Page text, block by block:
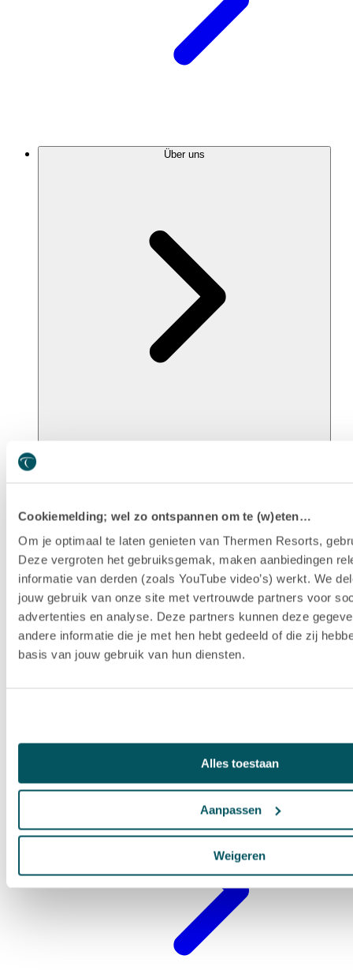
Cookiemelding; wel zo ontspannen om te (w)eten…
Om je optimaal te laten genieten van Thermen Resorts,
Deze vergroten het gebruiksgemak, maken aanbiedingen
informatie van derden (zoals YouTube video’s) werkt. We
jouw gebruik van onze site met vertrouwde partners voor
advertenties en analyse. Deze partners kunnen deze
andere informatie die je met hen hebt gedeeld of die zij
basis van jouw gebruik van hun diensten.
Alles toestaan
Aanpassen
Weigeren
Über uns
Nachhaltigkeit